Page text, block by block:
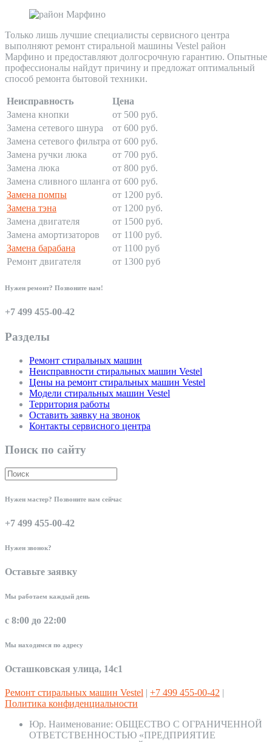
Только лишь лучшие специалисты сервисного центра
выполняют ремонт стиральной машины Vestel район
Марфино и предоставляют долгосрочную гарантию. Опытные
профессионалы найдут причину и предложат оптимальный
способ ремонта бытовой техники.
Неисправность
Цена
Замена кнопки
от 500 руб.
Замена сетевого шнура
от 600 руб.
Замена сетевого фильтра от 600 руб.
Замена ручки люка
от 700 руб.
Замена люка
от 800 руб.
Замена сливного шланга от 600 руб.
Замена помпы
от 1200 руб.
Замена тэна
от 1200 руб.
Замена двигателя
от 1500 руб.
Замена амортизаторов
от 1100 руб.
Замена барабана
от 1100 руб
Ремонт двигателя
от 1300 руб
Нужен ремонт? Позвоните нам!
+7 499 455-00-42
Разделы
Ремонт стиральных машин
Неисправности стиральных машин Vestel
Цены на ремонт стиральных машин Vestel
Модели стиральных машин Vestel
Территория работы
Оставить заявку на звонок
Контакты сервисного центра
Поиск по сайту
Нужен мастер? Позвоните нам сейчас
+7 499 455-00-42
Нужен звонок?
Оставьте заявку
Мы работаем каждый день
с 8:00 до 22:00
Мы находимся по адресу
Осташковская улица, 14с1
Ремонт стиральных машин Vestel | +7 499 455-00-42 |
Политика конфиденциальности
Юр. Наименование: ОБЩЕСТВО С ОГРАНИЧЕННОЙ
ОТВЕТСТВЕННОСТЬЮ «ПРЕДПРИЯТИЕ